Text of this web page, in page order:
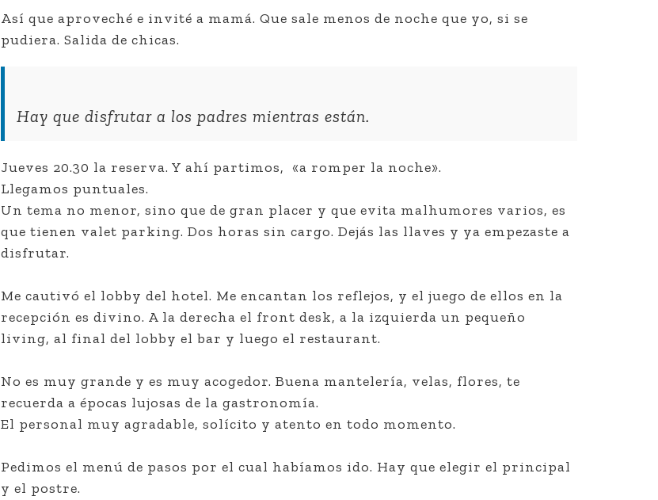
Así que aproveché e invité a mamá. Que sale menos de noche que yo, si se
pudiera. Salida de chicas.
Hay que disfrutar a los padres mientras están.
Jueves 20.30 la reserva. Y ahí partimos, «a romper la noche».
Llegamos puntuales.
Un tema no menor, sino que de gran placer y que evita malhumores varios, es
que tienen valet parking. Dos horas sin cargo. Dejás las llaves y ya empezaste a
disfrutar.
Me cautivó el lobby del hotel. Me encantan los reflejos, y el juego de ellos en la
recepción es divino. A la derecha el front desk, a la izquierda un pequeño
living, al final del lobby el bar y luego el restaurant.
No es muy grande y es muy acogedor. Buena mantelería, velas, flores, te
recuerda a épocas lujosas de la gastronomía.
El personal muy agradable, solícito y atento en todo momento.
Pedimos el menú de pasos por el cual habíamos ido. Hay que elegir el principal
y el postre.